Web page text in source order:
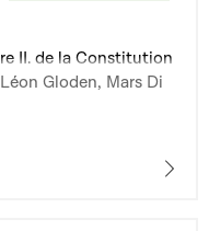
II. de la Constitution
Gloden, Mars Di